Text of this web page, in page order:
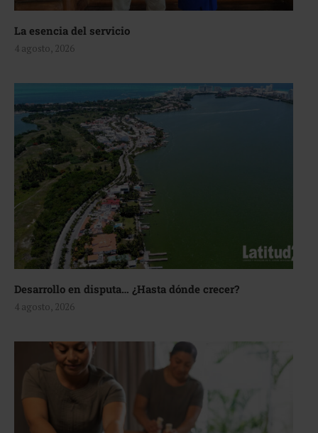
La esencia del servicio
4 agosto, 2026
Desarrollo en disputa… ¿Hasta dónde crecer?
4 agosto, 2026